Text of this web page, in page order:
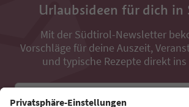
Urlaubsideen für dich in
Mit der Südtirol-Newsletter
Vorschläge für deine Auszeit,
und typische Rezepte direkt ins
E-Mail Adresse